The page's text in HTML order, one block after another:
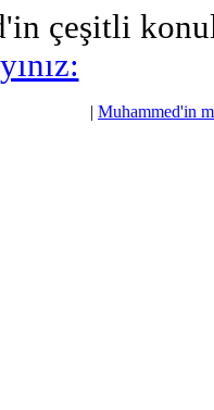
çeşitli
| Muhammed'in